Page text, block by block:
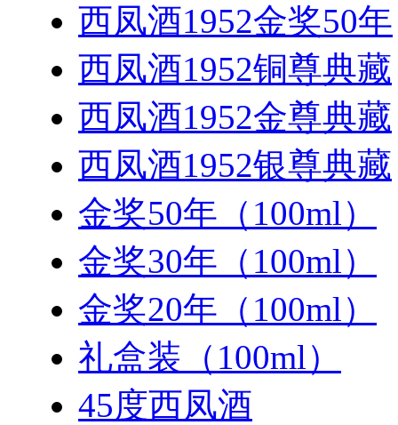
西凤酒1952金奖50年
西凤酒1952铜尊典藏
西凤酒1952金尊典藏
西凤酒1952银尊典藏
金奖50年（100ml）
金奖30年（100ml）
金奖20年（100ml）
礼盒装（100ml）
45度西凤酒